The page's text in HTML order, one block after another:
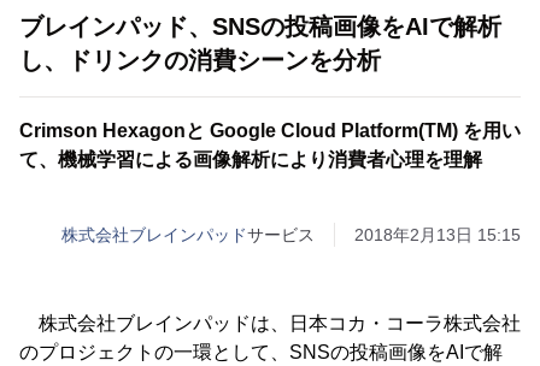
ブレインパッド、SNSの投稿画像をAIで解析
し、ドリンクの消費シーンを分析
Crimson Hexagonと Google Cloud Platform(TM) を用い
て、機械学習による画像解析により消費者心理を理解
株式会社ブレインパッドサービス 2018年2月13日 15:15
株式会社ブレインパッドは、日本コカ・コーラ株式会社
のプロジェクトの一環として、SNSの投稿画像をAIで解